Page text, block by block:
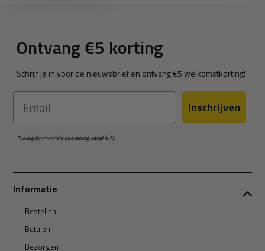
Ontvang €5 korting
Schrijf je in voor de nieuwsbrief en ontvang €5 welkomstkorting!
Email Inschrijven
*Geldig bij minimale besteding vanaf €75
Informatie
Bestellen
Betalen
Bezorgen